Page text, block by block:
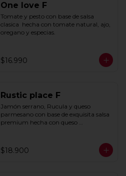
One love F
Tomate y pesto con base de salsa
clasica  hecha con tomate natural, ajo,
oregano y especias.
$16.990
Rustic place F
Jamón serrano, Rucula y queso
parmesano con base de exquisita salsa
premium hecha con queso
$18.900